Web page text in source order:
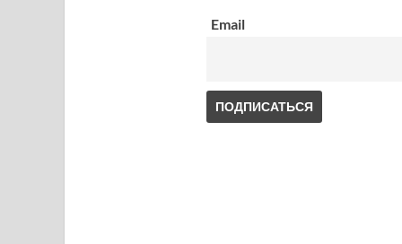
Email